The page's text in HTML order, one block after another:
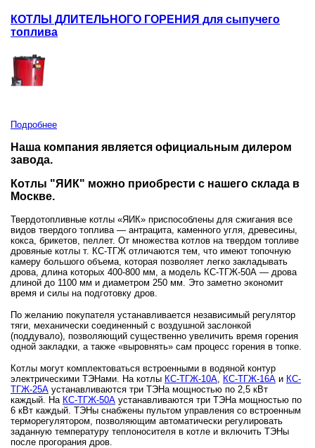
КОТЛЫ ДЛИТЕЛЬНОГО ГОРЕНИЯ для сыпучего
топлива
Подробнее
Наша компания является официальным дилером
завода.
Котлы "ЯИК" можно приобрести с нашего склада в
Москве.
Твердотопливные котлы «ЯИК» приспособлены для сжигания все
видов твердого топлива — антрацита, каменного угля, древесины,
кокса, брикетов, пеллет. От множества котлов на твердом топливе
дровяные котлы т. КС-ТГЖ отличаются тем, что имеют топочную
камеру большого объема, которая позволяет легко закладывать
дрова, длина которых 400-800 мм, а модель КС-ТГЖ-50А — дрова
длиной до 1100 мм и диаметром 250 мм. Это заметно экономит
время и силы на подготовку дров.
По желанию покупателя устанавливается независимый регулятор
тяги, механически соединенный с воздушной заслонкой
(поддувало), позволяющий существенно увеличить время горения
одной закладки, а также «выровнять» сам процесс горения в топке.
Котлы могут комплектоваться встроенными в водяной контур
электрическими ТЭНами. На котлы КС-ТГЖ-10А КС-ТГЖ-16А и КС-
ТГЖ-25А устанавливаются три ТЭНа мощностью по 2,5 кВт
каждый. На КС-ТГЖ-50А устанавливаются три ТЭНа мощностью по
6 кВт каждый. ТЭНы снабжены пультом управления со встроенным
терморегулятором, позволяющим автоматически регулировать
заданную температуру теплоносителя в котле и включить ТЭНы
после прогорания дров.